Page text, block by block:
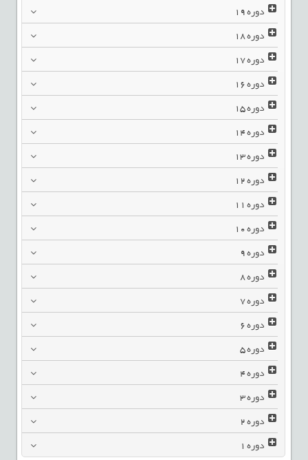
دوره19
دوره18
دوره17
دوره16
دوره15
دوره14
دوره13
دوره12
دوره11
دوره10
دوره9
دوره8
دوره7
دوره6
دوره5
دوره4
دوره3
دوره2
دوره1